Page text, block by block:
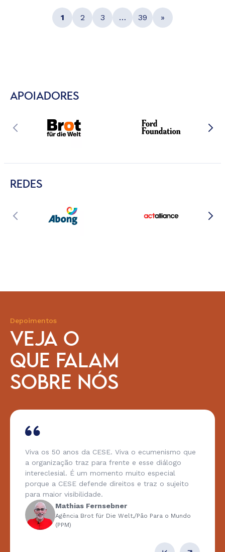
1 2 3 … 39 »
APOIADORES
REDES
Depoimentos
VEJA O
QUE FALAM
SOBRE NÓS
Viva os 50 anos da CESE. Viva o ecumenismo que
a organização traz para frente e esse diálogo
intereclesial. É um momento muito especial
porque a CESE defende direitos e traz o sujeito
para maior visibilidade.
Mathias Fernsebner
Agência Brot für Die Welt,/Pâo Para o Mundo
(PPM)